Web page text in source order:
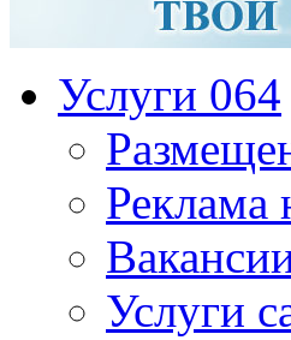
Услуги 064
Реклама
Услуги